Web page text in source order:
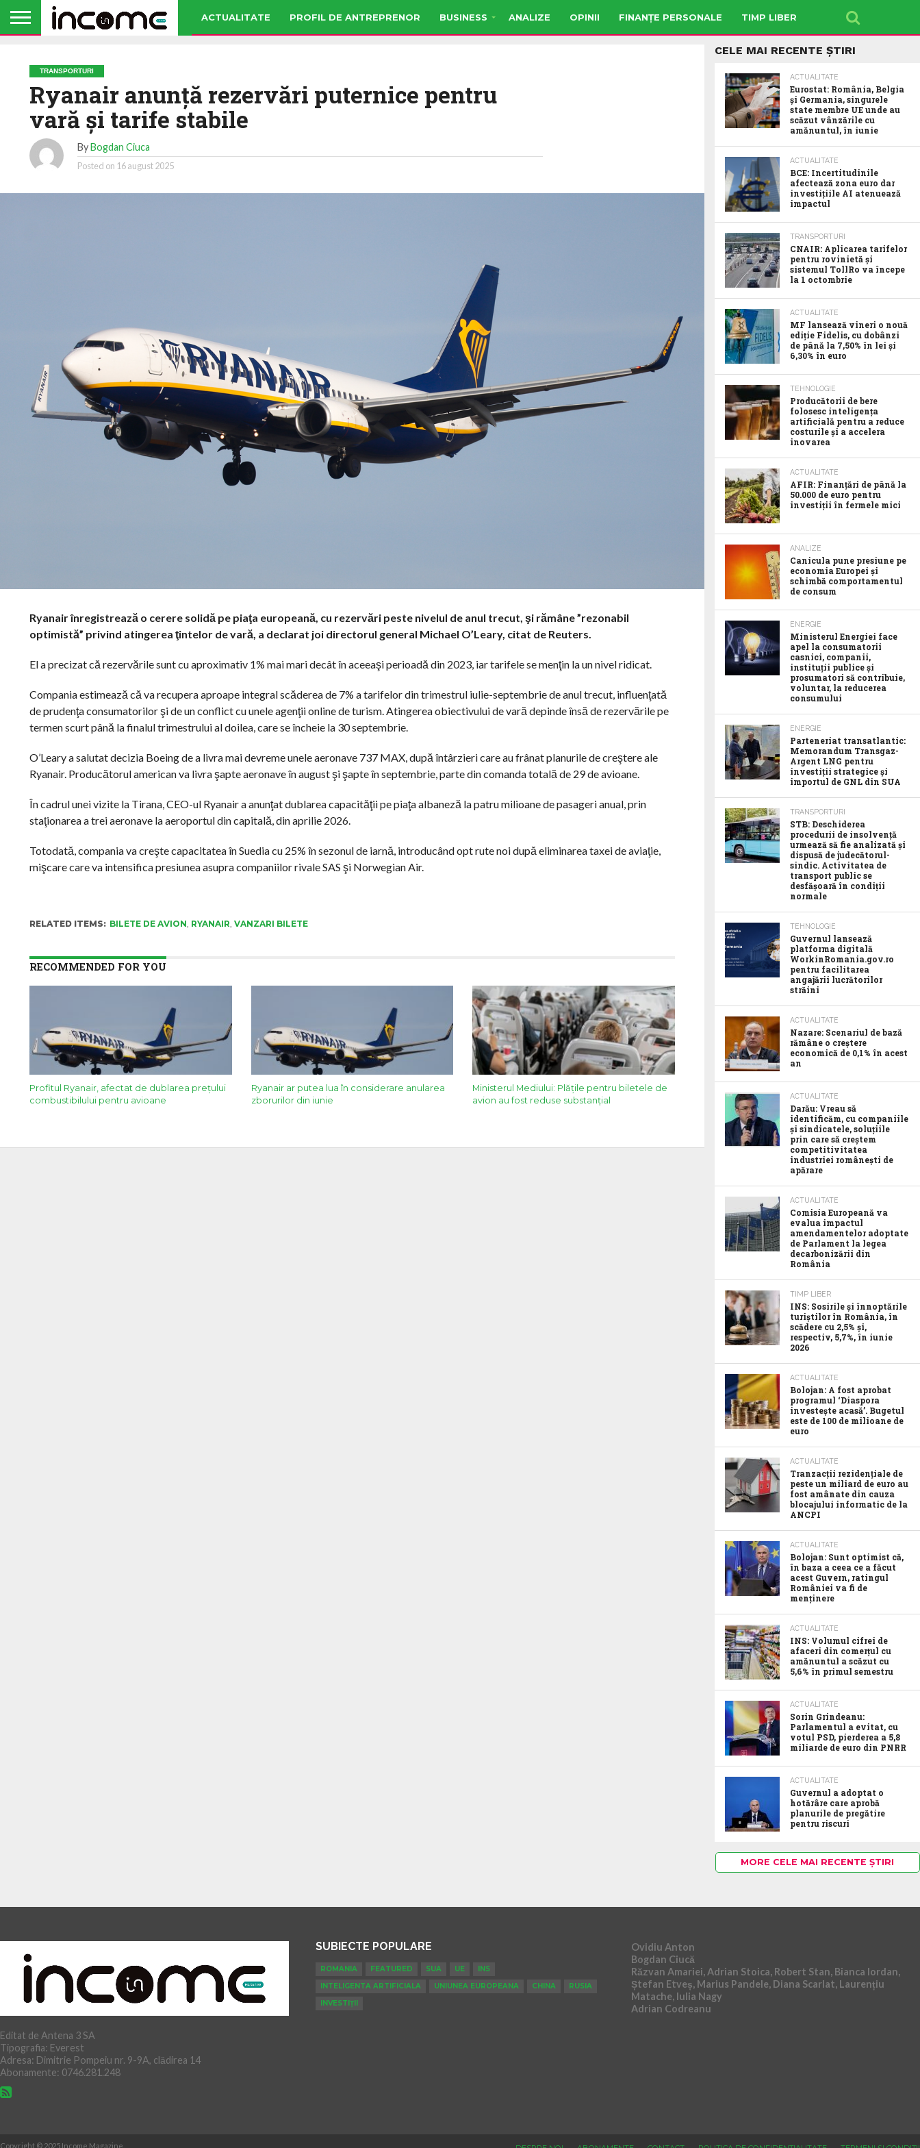
ACTUALITATE PROFIL DE ANTREPRENOR BUSINESS ANALIZE OPINII FINANȚE PERSONALE TIMP LIBER
TRANSPORTURI
Ryanair anunţă rezervări puternice pentru
vară şi tarife stabile
ByBogdan Ciuca
Posted on 16 august 2025
Ryanair înregistrează o cerere solidă pe piaţa europeană, cu rezervări peste nivelul de anul trecut, şi rămâne ”rezonabil
optimistă” privind atingerea ţintelor de vară, a declarat joi directorul general Michael O’Leary, citat de Reuters.
El a precizat că rezervările sunt cu aproximativ 1% mai mari decât în aceeaşi perioadă din 2023, iar tarifele se menţin la un nivel ridicat.
Compania estimează că va recupera aproape integral scăderea de 7% a tarifelor din trimestrul iulie-septembrie de anul trecut, influenţată
de prudenţa consumatorilor şi de un conflict cu unele agenţii online de turism. Atingerea obiectivului de vară depinde însă de rezervările pe
termen scurt până la finalul trimestrului al doilea, care se încheie la 30 septembrie.
O’Leary a salutat decizia Boeing de a livra mai devreme unele aeronave 737 MAX, după întârzieri care au frânat planurile de creştere ale
Ryanair. Producătorul american va livra şapte aeronave în august şi şapte în septembrie, parte din comanda totală de 29 de avioane.
În cadrul unei vizite la Tirana, CEO-ul Ryanair a anunţat dublarea capacităţii pe piaţa albaneză la patru milioane de pasageri anual, prin
staţionarea a trei aeronave la aeroportul din capitală, din aprilie 2026.
Totodată, compania va creşte capacitatea în Suedia cu 25% în sezonul de iarnă, introducând opt rute noi după eliminarea taxei de aviaţie,
mişcare care va intensifica presiunea asupra companiilor rivale SAS şi Norwegian Air.
RELATED ITEMS: BILETE DE AVION RYANAIR VANZARI BILETE
RECOMMENDED FOR YOU
Profitul Ryanair, afectat de dublarea prețului
combustibilului pentru avioane
Ryanair ar putea lua în considerare anularea
zborurilor din iunie
Ministerul Mediului: Plățile pentru biletele de
avion au fost reduse substanțial
CELE MAI RECENTE ȘTIRI
ACTUALITATE
Eurostat: România, Belgia
și Germania, singurele
state membre UE unde au
scăzut vânzările cu
amănuntul, în iunie
ACTUALITATE
BCE: Incertitudinile
afectează zona euro dar
investițiile AI atenuează
impactul
TRANSPORTURI
CNAIR: Aplicarea tarifelor
pentru rovinietă și
sistemul TollRo va începe
la 1 octombrie
ACTUALITATE
MF lansează vineri o nouă
ediție Fidelis, cu dobânzi
de până la 7,50% în lei și
6,30% în euro
TEHNOLOGIE
Producătorii de bere
folosesc inteligența
artificială pentru a reduce
costurile și a accelera
inovarea
ACTUALITATE
AFIR: Finanțări de până la
50.000 de euro pentru
investiții în fermele mici
ANALIZE
Canicula pune presiune pe
economia Europei și
schimbă comportamentul
de consum
ENERGIE
Ministerul Energiei face
apel la consumatorii
casnici, companii,
instituții publice și
prosumatori să contribuie,
voluntar, la reducerea
consumului
ENERGIE
Parteneriat transatlantic:
Memorandum Transgaz-
Argent LNG pentru
investiții strategice și
importul de GNL din SUA
TRANSPORTURI
STB: Deschiderea
procedurii de insolvență
urmează să fie analizată și
dispusă de judecătorul-
sindic. Activitatea de
transport public se
desfășoară în condiții
normale
TEHNOLOGIE
Guvernul lansează
platforma digitală
WorkinRomania.gov.ro
pentru facilitarea
angajării lucrătorilor
străini
ACTUALITATE
Nazare: Scenariul de bază
rămâne o creștere
economică de 0,1% în acest
an
ACTUALITATE
Darău: Vreau să
identificăm, cu companiile
și sindicatele, soluțiile
prin care să creștem
competitivitatea
industriei românești de
apărare
ACTUALITATE
Comisia Europeană va
evalua impactul
amendamentelor adoptate
de Parlament la legea
decarbonizării din
România
TIMP LIBER
INS: Sosirile și înnoptările
turiștilor în România, în
scădere cu 2,5% și,
respectiv, 5,7%, în iunie
2026
ACTUALITATE
Bolojan: A fost aprobat
programul ‘Diaspora
investește acasă’. Bugetul
este de 100 de milioane de
euro
ACTUALITATE
Tranzacții rezidențiale de
peste un miliard de euro au
fost amânate din cauza
blocajului informatic de la
ANCPI
ACTUALITATE
Bolojan: Sunt optimist că,
în baza a ceea ce a făcut
acest Guvern, ratingul
României va fi de
menținere
ACTUALITATE
INS: Volumul cifrei de
afaceri din comerțul cu
amănuntul a scăzut cu
5,6% în primul semestru
ACTUALITATE
Sorin Grindeanu:
Parlamentul a evitat, cu
votul PSD, pierderea a 5,8
miliarde de euro din PNRR
ACTUALITATE
Guvernul a adoptat o
hotărâre care aprobă
planurile de pregătire
pentru riscuri
MORE CELE MAI RECENTE ȘTIRI
Editat de Antena 3 SA
Tipografia: Everest
Adresa: Dimitrie Pompeiu nr. 9-9A, clădirea 14
Abonamente: 0746.281.248
SUBIECTE POPULARE
ROMANIA FEATURED SUA UE
INS
INTELIGENTA ARTIFICIALA
UNIUNEA EUROPEANA CHINA
RUSIA
INVESTIȚII
Ovidiu Anton
Bogdan Ciucă
Răzvan Amariei, Adrian Stoica, Robert Stan, Bianca Iordan,
Ștefan Etveș, Marius Pandele, Diana Scarlat, Laurențiu
Matache, Iulia Nagy
Adrian Codreanu
Copyright © 2025 Income Magazine.